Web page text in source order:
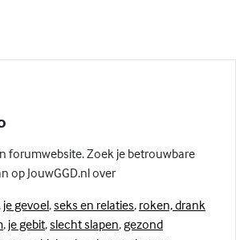
forumwebsite. Zoek je betrouwbare
op JouwGGD.nl over
, je gevoel,seks en relaties, roken, drank
, je gebit,slecht slapen, gezond